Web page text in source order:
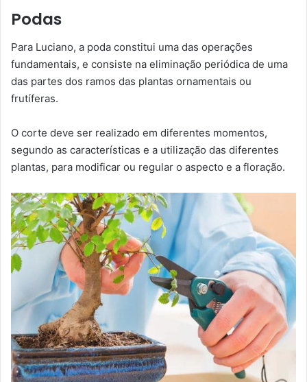
Podas
Para Luciano, a poda constitui uma das operações
fundamentais, e consiste na eliminação periódica de uma
das partes dos ramos das plantas ornamentais ou
frutíferas.
O corte deve ser realizado em diferentes momentos,
segundo as características e a utilização das diferentes
plantas, para modificar ou regular o aspecto e a floração.